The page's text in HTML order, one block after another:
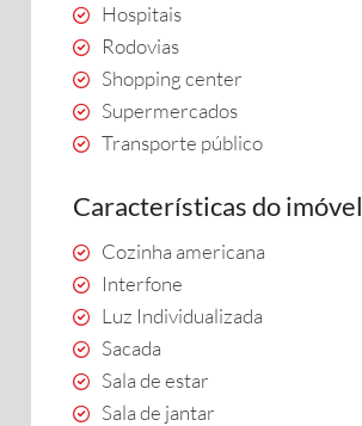
Hospitais
Rodovias
Shopping center
Supermercados
Transporte público
Características do imóvel
Cozinha americana
Interfone
Luz Individualizada
Sacada
Sala de estar
Sala de jantar